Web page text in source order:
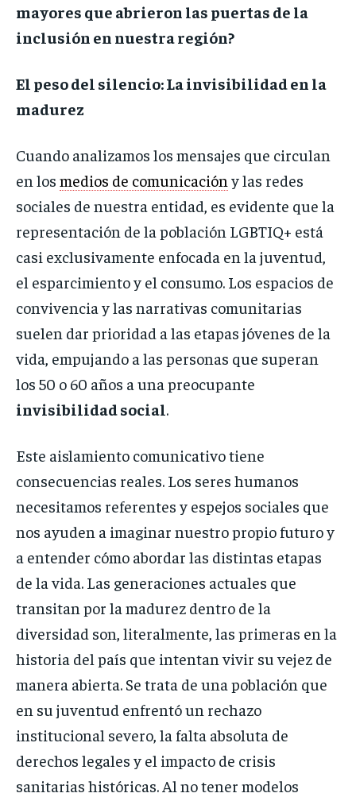
mayores que abrieron las puertas de la
inclusión en nuestra región?
El peso del silencio: La invisibilidad en la
madurez
Cuando analizamos los mensajes que circulan
en los medios de comunicación y las redes
sociales de nuestra entidad, es evidente que la
representación de la población LGBTIQ+ está
casi exclusivamente enfocada en la juventud,
el esparcimiento y el consumo. Los espacios de
convivencia y las narrativas comunitarias
suelen dar prioridad a las etapas jóvenes de la
vida, empujando a las personas que superan
los 50 o 60 años a una preocupante
invisibilidad social.
Este aislamiento comunicativo tiene
consecuencias reales. Los seres humanos
necesitamos referentes y espejos sociales que
nos ayuden a imaginar nuestro propio futuro y
a entender cómo abordar las distintas etapas
de la vida. Las generaciones actuales que
transitan por la madurez dentro de la
diversidad son, literalmente, las primeras en la
historia del país que intentan vivir su vejez de
manera abierta. Se trata de una población que
en su juventud enfrentó un rechazo
institucional severo, la falta absoluta de
derechos legales y el impacto de crisis
sanitarias históricas. Al no tener modelos